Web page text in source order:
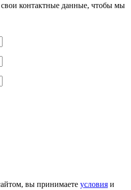
свои контактные данные, чтобы мы
вы принимаете условия и